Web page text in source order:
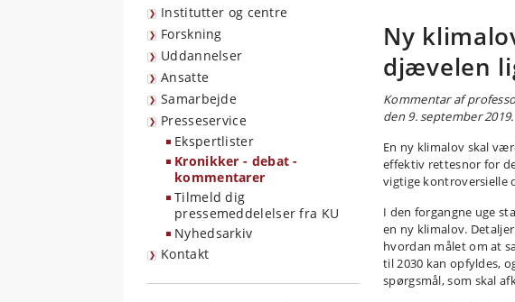
Institutter og centre
Forskning
Uddannelser
Ansatte
Samarbejde
Presseservice
Ekspertlister
Kronikker - debat -
kommentarer
Tilmeld dig
pressemeddelelser fra KU
Nyhedsarkiv
Kontakt
Ny
djævelen
Kommentar af
den 9. september 2019.
En ny klimalov skal
effektiv rettesnor for
vigtige kontroversielle
I den forgangne uge
en ny klimalov.
hvordan målet om at
til 2030 kan opfyldes,
spørgsmål, som skal